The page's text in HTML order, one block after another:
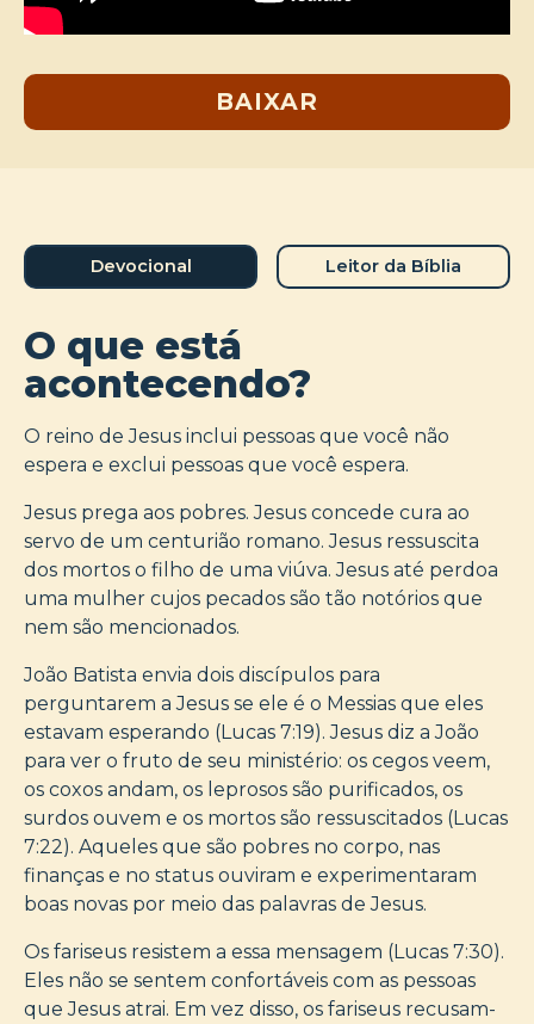
BAIXAR
Devocional Leitor da Bíblia
O que está
acontecendo?
O reino de Jesus inclui pessoas que você não
espera e exclui pessoas que você espera.
Jesus prega aos pobres. Jesus concede cura ao
servo de um centurião romano. Jesus ressuscita
dos mortos o filho de uma viúva. Jesus até perdoa
uma mulher cujos pecados são tão notórios que
nem são mencionados.
João Batista envia dois discípulos para
perguntarem a Jesus se ele é o Messias que eles
estavam esperando (Lucas 7:19). Jesus diz a João
para ver o fruto de seu ministério: os cegos veem,
os coxos andam, os leprosos são purificados, os
surdos ouvem e os mortos são ressuscitados (Lucas
7:22). Aqueles que são pobres no corpo, nas
finanças e no status ouviram e experimentaram
boas novas por meio das palavras de Jesus.
Os fariseus resistem a essa mensagem (Lucas 7:30).
Eles não se sentem confortáveis com as pessoas
que Jesus atrai. Em vez disso, os fariseus recusam-